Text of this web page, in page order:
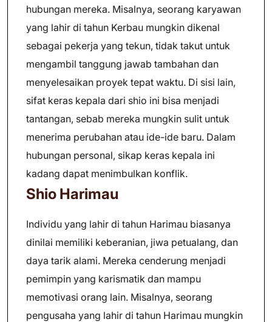
hubungan mereka. Misalnya, seorang karyawan
yang lahir di tahun Kerbau mungkin dikenal
sebagai pekerja yang tekun, tidak takut untuk
mengambil tanggung jawab tambahan dan
menyelesaikan proyek tepat waktu. Di sisi lain,
sifat keras kepala dari shio ini bisa menjadi
tantangan, sebab mereka mungkin sulit untuk
menerima perubahan atau ide-ide baru. Dalam
hubungan personal, sikap keras kepala ini
kadang dapat menimbulkan konflik.
Shio Harimau
Individu yang lahir di tahun Harimau biasanya
dinilai memiliki keberanian, jiwa petualang, dan
daya tarik alami. Mereka cenderung menjadi
pemimpin yang karismatik dan mampu
memotivasi orang lain. Misalnya, seorang
pengusaha yang lahir di tahun Harimau mungkin